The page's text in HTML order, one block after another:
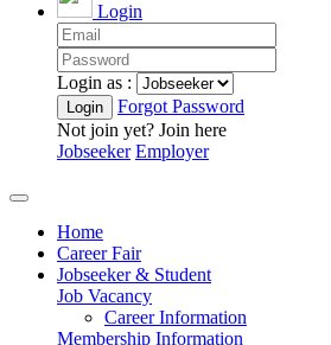
Login
Login as :
Forgot Password
Not join yet? Join here
Jobseeker Employer
Home
Career Fair
Jobseeker & Student
Job Vacancy
Career Information
Membership Information